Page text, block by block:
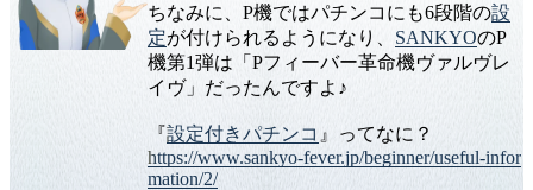
ちなみに、P機ではパチンコにも6段階の設
定が付けられるようになり、 SANKYOのP
機第1弾は「Pフィーバー革命機ヴァルヴレ
イヴ」だったんですよ♪
『設定付きパチンコ 』ってなに？
https://www.sankyo-fever.jp/beginner/useful-infor
mation/2/